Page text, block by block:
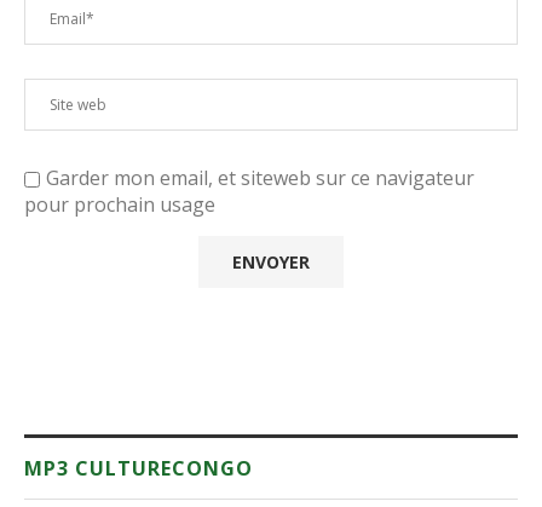
Garder mon email, et siteweb sur ce navigateur
pour prochain usage
MP3 CULTURECONGO